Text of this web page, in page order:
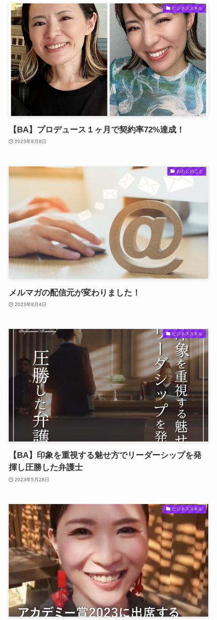
ビジネススキル
【BA】プロデュース１ヶ月で契約率72%達成！
2023年8月8日
わたしのこと
メルマガの配信元が変わりました！
2023年8月4日
ビジネススキル
【BA】印象を重視する魅せ方でリーダーシップを発
揮し圧勝した弁護士
2023年5月28日
ビジネススキル